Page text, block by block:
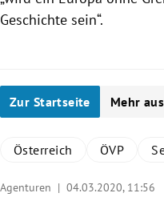
Geschichte sein“.
Zur Startseite Mehr
Österreich ÖVP
Agenturen | 04.03.2020, 11:56